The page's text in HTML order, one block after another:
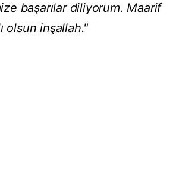
başarılar diliyorum. Maarif
olsun inşallah."